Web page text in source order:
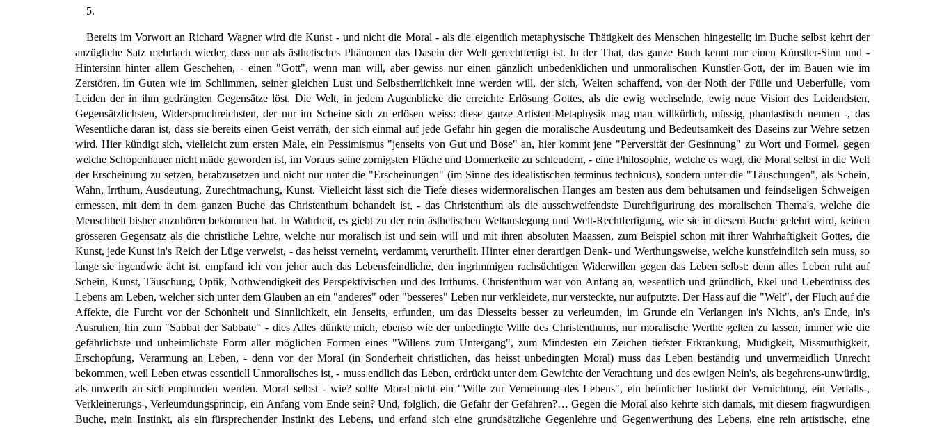
5.
Bereits im Vorwort an Richard Wagner wird die Kunst - und nicht die Moral - als die eigentlich metaphysische Thätigkeit des Menschen hingestellt; im Buche selbst kehrt der
anzügliche Satz mehrfach wieder, dass nur als ästhetisches Phänomen das Dasein der Welt gerechtfertigt ist. In der That, das ganze Buch kennt nur einen Künstler-Sinn und -
Hintersinn hinter allem Geschehen, - einen "Gott", wenn man will, aber gewiss nur einen gänzlich unbedenklichen und unmoralischen Künstler-Gott, der im Bauen wie im
Zerstören, im Guten wie im Schlimmen, seiner gleichen Lust und Selbstherrlichkeit inne werden will, der sich, Welten schaffend, von der Noth der Fülle und Ueberfülle, vom
Leiden der in ihm gedrängten Gegensätze löst. Die Welt, in jedem Augenblicke die erreichte Erlösung Gottes, als die ewig wechselnde, ewig neue Vision des Leidendsten,
Gegensätzlichsten, Widerspruchreichsten, der nur im Scheine sich zu erlösen weiss: diese ganze Artisten-Metaphysik mag man willkürlich, müssig, phantastisch nennen -, das
Wesentliche daran ist, dass sie bereits einen Geist verräth, der sich einmal auf jede Gefahr hin gegen die moralische Ausdeutung und Bedeutsamkeit des Daseins zur Wehre setzen
wird. Hier kündigt sich, vielleicht zum ersten Male, ein Pessimismus "jenseits von Gut und Böse" an, hier kommt jene "Perversität der Gesinnung" zu Wort und Formel, gegen
welche Schopenhauer nicht müde geworden ist, im Voraus seine zornigsten Flüche und Donnerkeile zu schleudern, - eine Philosophie, welche es wagt, die Moral selbst in die Welt
der Erscheinung zu setzen, herabzusetzen und nicht nur unter die "Erscheinungen" (im Sinne des idealistischen terminus technicus), sondern unter die "Täuschungen", als Schein,
Wahn, Irrthum, Ausdeutung, Zurechtmachung, Kunst. Vielleicht lässt sich die Tiefe dieses widermoralischen Hanges am besten aus dem behutsamen und feindseligen Schweigen
ermessen, mit dem in dem ganzen Buche das Christenthum behandelt ist, - das Christenthum als die ausschweifendste Durchfigurirung des moralischen Thema's, welche die
Menschheit bisher anzuhören bekommen hat. In Wahrheit, es giebt zu der rein ästhetischen Weltauslegung und Welt-Rechtfertigung, wie sie in diesem Buche gelehrt wird, keinen
grösseren Gegensatz als die christliche Lehre, welche nur moralisch ist und sein will und mit ihren absoluten Maassen, zum Beispiel schon mit ihrer Wahrhaftigkeit Gottes, die
Kunst, jede Kunst in's Reich der Lüge verweist, - das heisst verneint, verdammt, verurtheilt. Hinter einer derartigen Denk- und Werthungsweise, welche kunstfeindlich sein muss, so
lange sie irgendwie ächt ist, empfand ich von jeher auch das Lebensfeindliche, den ingrimmigen rachsüchtigen Widerwillen gegen das Leben selbst: denn alles Leben ruht auf
Schein, Kunst, Täuschung, Optik, Nothwendigkeit des Perspektivischen und des Irrthums. Christenthum war von Anfang an, wesentlich und gründlich, Ekel und Ueberdruss des
Lebens am Leben, welcher sich unter dem Glauben an ein "anderes" oder "besseres" Leben nur verkleidete, nur versteckte, nur aufputzte. Der Hass auf die "Welt", der Fluch auf die
Affekte, die Furcht vor der Schönheit und Sinnlichkeit, ein Jenseits, erfunden, um das Diesseits besser zu verleumden, im Grunde ein Verlangen in's Nichts, an's Ende, in's
Ausruhen, hin zum "Sabbat der Sabbate" - dies Alles dünkte mich, ebenso wie der unbedingte Wille des Christenthums, nur moralische Werthe gelten zu lassen, immer wie die
gefährlichste und unheimlichste Form aller möglichen Formen eines "Willens zum Untergang", zum Mindesten ein Zeichen tiefster Erkrankung, Müdigkeit, Missmuthigkeit,
Erschöpfung, Verarmung an Leben, - denn vor der Moral (in Sonderheit christlichen, das heisst unbedingten Moral) muss das Leben beständig und unvermeidlich Unrecht
bekommen, weil Leben etwas essentiell Unmoralisches ist, - muss endlich das Leben, erdrückt unter dem Gewichte der Verachtung und des ewigen Nein's, als begehrens-unwürdig,
als unwerth an sich empfunden werden. Moral selbst - wie? sollte Moral nicht ein "Wille zur Verneinung des Lebens", ein heimlicher Instinkt der Vernichtung, ein Verfalls-,
Verkleinerungs-, Verleumdungsprincip, ein Anfang vom Ende sein? Und, folglich, die Gefahr der Gefahren?… Gegen die Moral also kehrte sich damals, mit diesem fragwürdigen
Buche, mein Instinkt, als ein fürsprechender Instinkt des Lebens, und erfand sich eine grundsätzliche Gegenlehre und Gegenwerthung des Lebens, eine rein artistische, eine